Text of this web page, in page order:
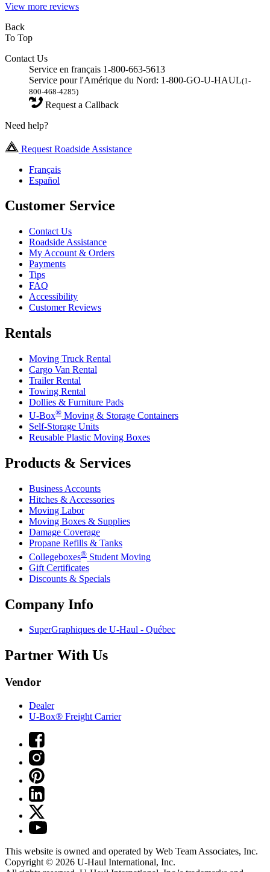
View more reviews
Back
To Top
Contact Us
Service en français 1-800-663-5613
Service pour l'Amérique du Nord: 1-800-GO-U-HAUL(1-
800-468-4285)
Request a Callback
Need help?
Request Roadside Assistance
Français
Español
Customer Service
Contact Us
Roadside Assistance
My Account & Orders
Payments
Tips
FAQ
Accessibility
Customer Reviews
Rentals
Moving Truck Rental
Cargo Van Rental
Trailer Rental
Towing Rental
Dollies & Furniture Pads
U-Box® Moving & Storage Containers
Self-Storage Units
Reusable Plastic Moving Boxes
Products & Services
Business Accounts
Hitches & Accessories
Moving Labor
Moving Boxes & Supplies
Damage Coverage
Propane Refills & Tanks
Collegeboxes® Student Moving
Gift Certificates
Discounts & Specials
Company Info
SuperGraphiques de U-Haul - Québec
Partner With Us
Vendor
Dealer
U-Box® Freight Carrier
This website is owned and operated by Web Team Associates, Inc.
Copyright © 2026 U-Haul International, Inc.